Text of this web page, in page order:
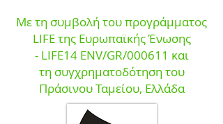
Με τη συμβολή του προγράμματος
LIFE της Ευρωπαϊκής Ένωσης
- LIFE14 ENV/GR/000611 και
τη συγχρηματοδότηση του
Πράσινου Ταμείου, Ελλάδα